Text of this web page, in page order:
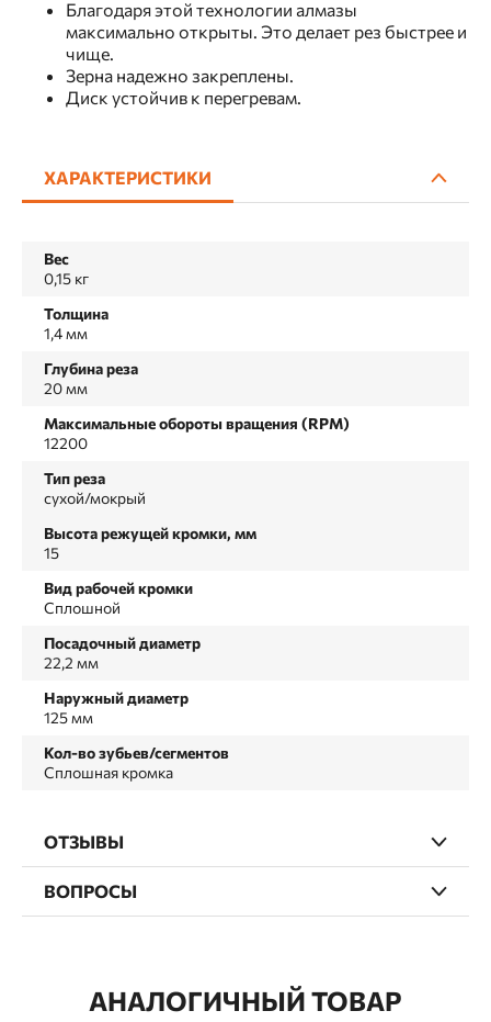
Благодаря этой технологии алмазы
максимально открыты. Это делает рез быстрее и
чище.
Зерна надежно закреплены.
Диск устойчив к перегревам.
ХАРАКТЕРИСТИКИ
Вес
0,15 кг
Толщина
1,4 мм
Глубина реза
20 мм
Максимальные обороты вращения (RPM)
12200
Тип реза
сухой/мокрый
Высота режущей кромки, мм
15
Вид рабочей кромки
Сплошной
Посадочный диаметр
22,2 мм
Наружный диаметр
125 мм
Кол-во зубьев/сегментов
Сплошная кромка
ОТЗЫВЫ
ВОПРОСЫ
АНАЛОГИЧНЫЙ ТОВАР